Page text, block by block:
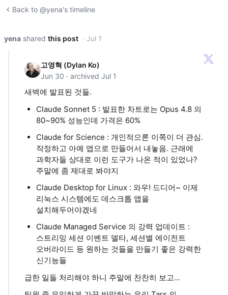
Back to @yena's timeline
yena shared this post · Jul 1
고영혁 (Dylan Ko)
Jun 30 · archived Jul 1
새벽에 발표된 것들.
Claude Sonnet 5 : 발표한 차트로는 Opus 4.8 의
80~90% 성능인데 가격은 60%
Claude for Science : 개인적으론 이쪽이 더 관심.
작정하고 아예 앱으로 만들어서 내놓음. 근래에
과학자들 상대로 이런 도구가 나온 적이 있었나?
주말에 좀 제대로 봐야지
Claude Desktop for Linux : 와우! 드디어~ 이제
리눅스 시스템에도 데스크톱 앱을
설치해두어야겠네
Claude Managed Service 의 강력 업데이트 :
스트리밍 세션 이벤트 델타, 세션별 에이전트
오버라이드 등 원하는 것들을 만들기 좋은 강력한
신기능들
급한 일들 처리해야 하니 주말에 찬찬히 보고...